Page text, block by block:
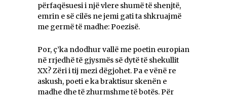
përfaqësuesi i një vlere shumë të shenjtë,
emrin e së cilës ne jemi gati ta shkruajmë
me germë të madhe: Poezisë.
Por, ç’ka ndodhur vallë me poetin europian
në rrjedhë të gjysmës së dytë të shekullit
XX? Zëri i tij mezi dëgjohet. Pa e vënë re
askush, poeti e ka braktisur skenën e
madhe dhe të zhurmshme të botës. Për